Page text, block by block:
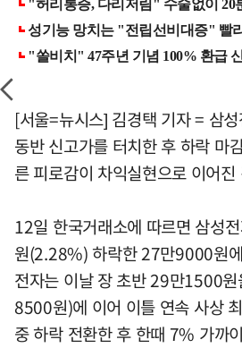
[서울=뉴시스] 김경택 기자 = 삼
동반 신고가를 터치한 후 하락 마
른 피로감이 차익실현으로 이어
12일 한국거래소에 따르면 삼성
원(2.28%) 하락한 27만9000원
전자는 이날 장 초반 29만1500
8500원)에 이어 이틀 연속 사상
중 하락 전환한 후 한때 7% 가까